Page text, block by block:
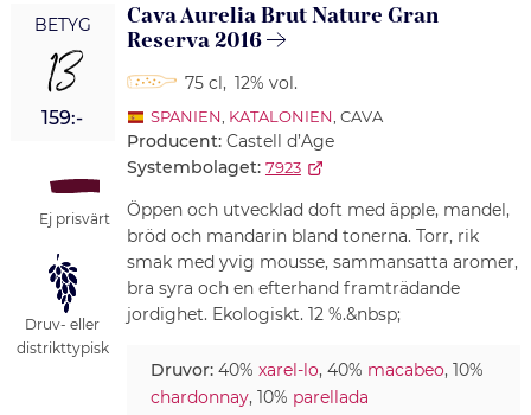
BETYG
13
159:-
Ej prisvärt
Druv- eller
distrikttypisk
Cava Aurelia Brut Nature Gran
Reserva 2016
75 cl, 12% vol.
SPANIEN KATALONIEN , CAVA
Producent: Castell d’Age
Systembolaget: 7923
Öppen och utvecklad doft med äpple, mandel,
bröd och mandarin bland tonerna. Torr, rik
smak med yvig mousse, sammansatta aromer,
bra syra och en efterhand framträdande
jordighet. Ekologiskt. 12 %.&nbsp;
Druvor:40% xarel-lo, 40% macabeo, 10%
chardonnay, 10% parellada